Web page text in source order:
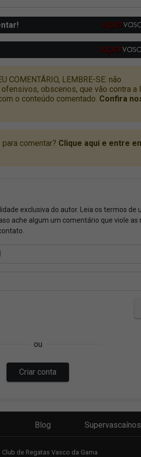
Blog Supervascaínos
de Regatas Vasco da Gama